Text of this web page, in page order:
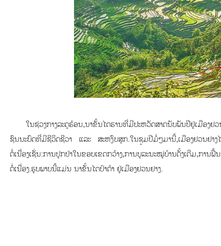
ໃນຊ່ວງກາງລະດູຮ້ອນ,ນາຂັ້ນໄດຮານທີ່ມີປະຫວັດສາດນັບພັນປີຢູ່ເມືອ
ຊົນນະບົດທີ່ມີຊີວິດຊີວາ ແລະ ສະຫງົບສຸກ.ໃນຊຸມປີມໍ່ໆມານີ້,ເມືອງຢວນຢາງໄ
ຕໍ່ເນື່ອງເຊັ່ນ:ການປູກປ່າໃນຂອບເຂດກວ້າງ,ການບູລະນະໝູ່ບ້ານດັ້ງເດີມ,ກາ
ຕໍ່ເນື່ອງ.ຮູບພາບນີ້ແມ່ນ ນາຂັ້ນໄດປ້າຕ້າ ຢູ່ເມືອງຢວນຢາງ.